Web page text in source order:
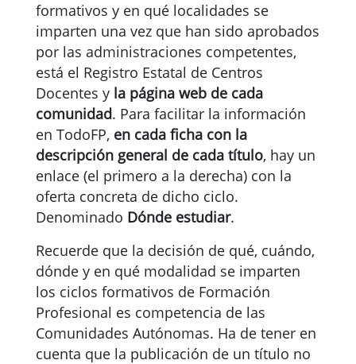
formativos y en qué localidades se
imparten una vez que han sido aprobados
por las administraciones competentes,
está el Registro Estatal de Centros
Docentes y la página web de cada
comunidad. Para facilitar la información
en TodoFP, en cada ficha con la
descripción general de cada título, hay un
enlace (el primero a la derecha) con la
oferta concreta de dicho ciclo.
Denominado Dónde estudiar.
Recuerde que la decisión de qué, cuándo,
dónde y en qué modalidad se imparten
los ciclos formativos de Formación
Profesional es competencia de las
Comunidades Autónomas. Ha de tener en
cuenta que la publicación de un título no